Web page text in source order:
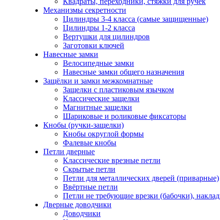
Механизмы секретности
Цилиндры 3-4 класса (самые защищенные)
Цилиндры 1-2 класса
Вертушки для цилиндров
Заготовки ключей
Навесные замки
Велосипедные замки
Навесные замки общего назначения
Защёлки и замки межкомнатные
Защелки с пластиковым язычком
Классические защелки
Магнитные защелки
Шариковые и роликовые фиксаторы
Кнобы (ручки-защелки)
Кнобы округлой формы
Фалевые кнобы
Петли дверные
Классические врезные петли
Скрытые петли
Петли для металлических дверей (приварные)
Ввёртные петли
Петли не требующие врезки (бабочки),
Дверные доводчики
Доводчики